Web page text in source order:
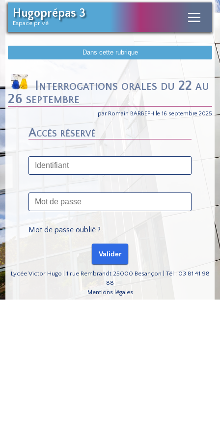
Hugoprépas 3
Espace privé
Dans cette rubrique
Interrogations orales du 22 au
26 septembre
par Romain BARBEPH le 16 septembre 2025
Accès réservé
Mot de passe oublié ?
Lycée Victor Hugo | 1 rue Rembrandt 25000 Besançon | Tél : 03 81 41 98
88
Mentions légales